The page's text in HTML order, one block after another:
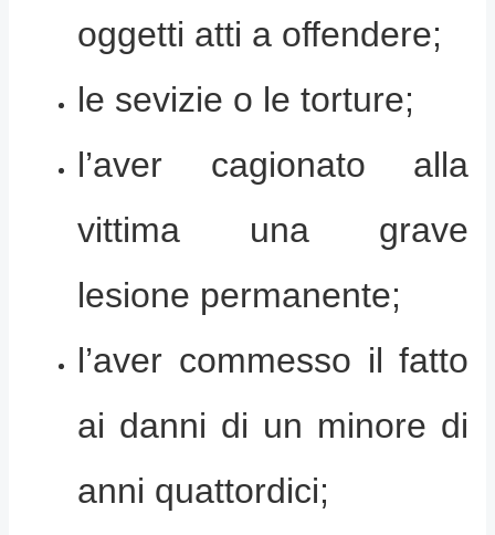
oggetti atti a offendere;
le sevizie o le torture;
l’aver cagionato alla
vittima una grave
lesione permanente;
l’aver commesso il fatto
ai danni di un minore di
anni quattordici;